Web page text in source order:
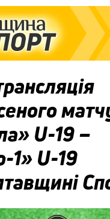
U-19 –
1» U-19